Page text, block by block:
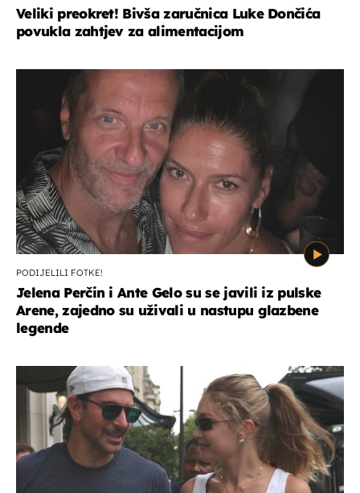
Veliki preokret! Bivša zaručnica Luke Dončića
povukla zahtjev za alimentacijom
PODIJELILI FOTKE!
Jelena Perčin i Ante Gelo su se javili iz pulske
Arene, zajedno su uživali u nastupu glazbene
legende